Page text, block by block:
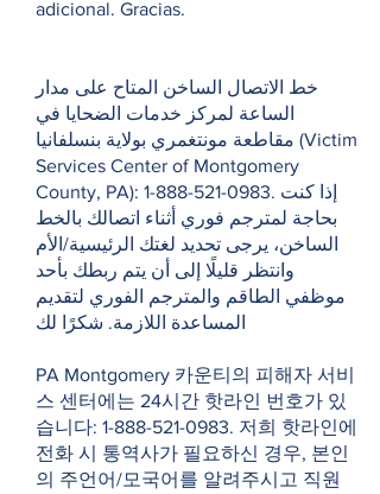
adicional. Gracias.
خط الاتصال الساخن المتاح على مدار
الساعة لمركز خدمات الضحايا في
مقاطعة مونتغمري بولاية بنسلفانيا (Victim
Services Center of Montgomery
County, PA): 1-888-521-0983. إذا كنت
بحاجة لمترجم فوري أثناء اتصالك بالخط
الساخن، يرجى تحديد لغتك الرئيسية/الأم
وانتظر قليلًا إلى أن يتم ربطك بأحد
موظفي الطاقم والمترجم الفوري لتقديم
المساعدة اللازمة. شكرًا لك
PA Montgomery 카운티의 피해자 서비
스 센터에는 24시간 핫라인 번호가 있
습니다: 1-888-521-0983. 저희 핫라인에
전화 시 통역사가 필요하신 경우, 본인
의 주언어/모국어를 알려주시고 직원